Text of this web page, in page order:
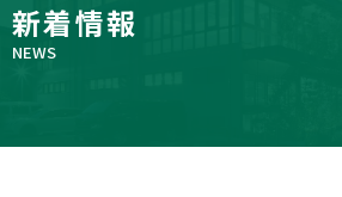
新着情報
NEWS